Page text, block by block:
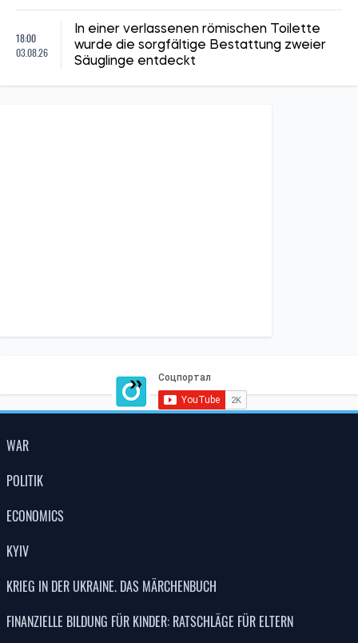
18:00
03.08.26
In einer verlassenen römischen Toilette
wurde die sorgfältige Bestattung zweier
Säuglinge entdeckt
WAR
POLITIK
ECONOMICS
KYIV
KRIEG IN DER UKRAINE. DAS MÄRCHENBUCH